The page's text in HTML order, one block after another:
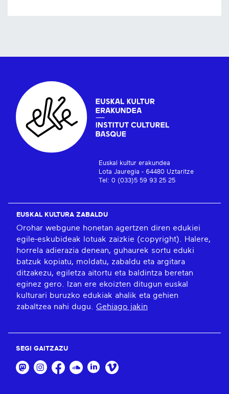
Euskal kultur erakundea
Lota Jauregia - 64480 Uztaritze
Tel: 0 (033)5 59 93 25 25
EUSKAL KULTURA ZABALDU
Orohar webgune honetan agertzen diren edukiei
egile-eskubideak lotuak zaizkie (copyright). Halere,
horrela adierazia denean, guhaurek sortu eduki
batzuk kopiatu, moldatu, zabaldu eta argitara
ditzakezu, egiletza aitortu eta baldintza beretan
eginez gero. Izan ere ekoizten ditugun euskal
kulturari buruzko edukiak ahalik eta gehien
zabaltzea nahi dugu. Gehiago jakin
SEGI GAITZAZU